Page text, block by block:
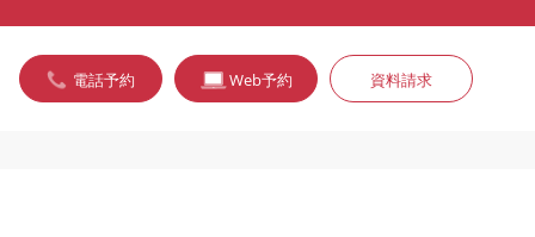
電話予約 Web予約 資料請求